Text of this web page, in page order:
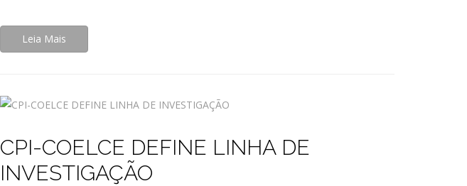
Leia Mais
CPI-COELCE DEFINE LINHA DE
INVESTIGAÇÃO